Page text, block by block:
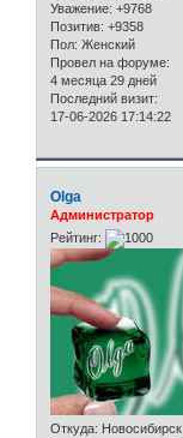
Уважение: +9768
Позитив: +9358
Пол: Женский
Провел на форуме:
4 месяца 29 дней
Последний визит:
17-06-2026 17:14:22
Olga
Администратор
Рейтинг:
Откуда: Новосибирск